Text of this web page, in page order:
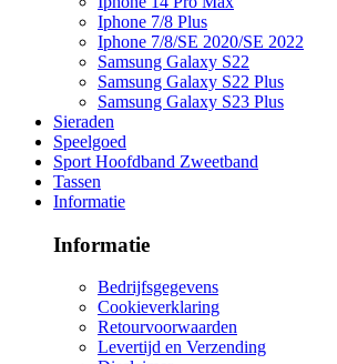
Iphone 7/8 Plus
Iphone 7/8/SE 2020/SE 2022
Samsung Galaxy S22
Samsung Galaxy S22 Plus
Samsung Galaxy S23 Plus
Sieraden
Speelgoed
Sport Hoofdband Zweetband
Tassen
Informatie
Informatie
Bedrijfsgegevens
Cookieverklaring
Retourvoorwaarden
Levertijd en Verzending